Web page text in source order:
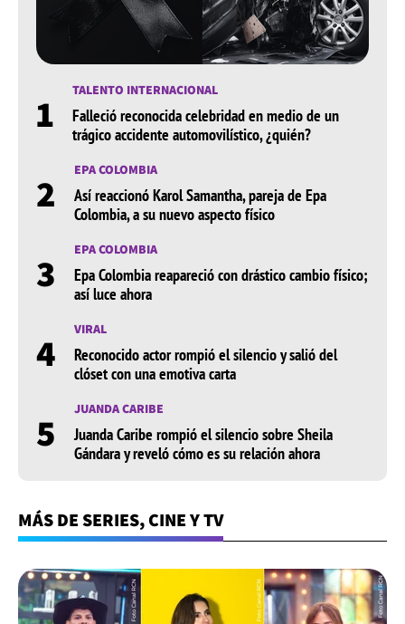
1 TALENTO INTERNACIONAL
Falleció reconocida celebridad en medio de un
trágico accidente automovilístico, ¿quién?
2 EPA COLOMBIA
Así reaccionó Karol Samantha, pareja de Epa
Colombia, a su nuevo aspecto físico
3 EPA COLOMBIA
Epa Colombia reapareció con drástico cambio físico;
así luce ahora
4 VIRAL
Reconocido actor rompió el silencio y salió del
clóset con una emotiva carta
5 JUANDA CARIBE
Juanda Caribe rompió el silencio sobre Sheila
Gándara y reveló cómo es su relación ahora
MÁS DE SERIES, CINE Y TV